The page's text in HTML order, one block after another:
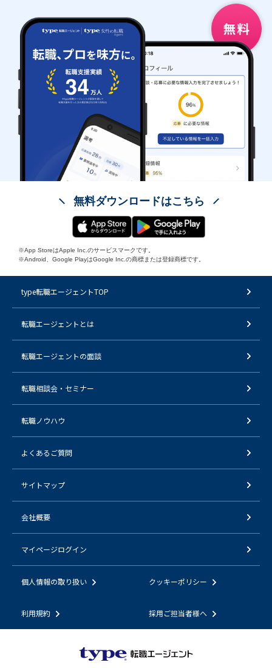
無料ダウンロードはこちら
※App StoreはApple Inc.のサービスマークです。
※Android、Google PlayはGoogle Inc.の商標または登録商標です。
type転職エージェントTOP
転職エージェントとは
転職エージェントの面談
転職相談会・セミナー
転職ノウハウ
よくあるご質問
サイトマップ
会社概要
マイページログイン
個人情報の取り扱い クッキーポリシー
利用規約 採用ご担当者様へ